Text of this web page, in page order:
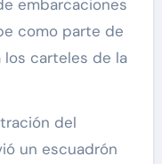
embarcaciones
como parte de
los carteles de la
del
un escuadrón